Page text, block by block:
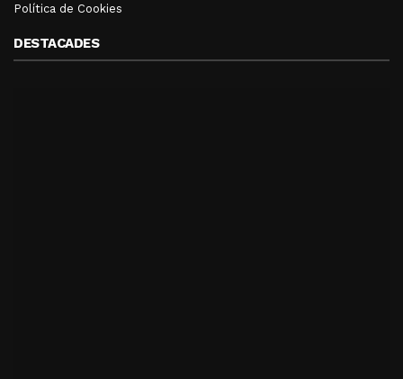
Política de Cookies
DESTACADES